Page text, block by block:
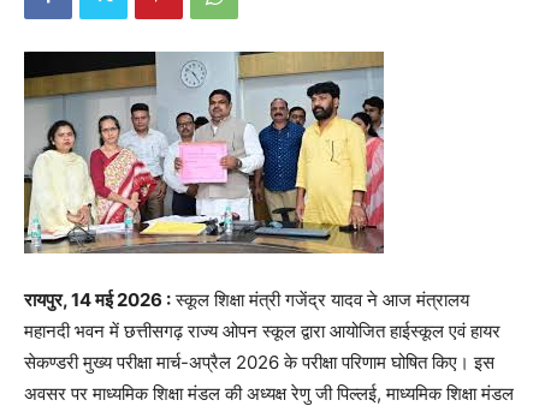
रायपुर, 14 मई 2026 :स्कूल शिक्षा मंत्री गजेंद्र यादव ने आज मंत्रालय
महानदी भवन में छत्तीसगढ़ राज्य ओपन स्कूल द्वारा आयोजित हाईस्कूल एवं हायर
सेकण्डरी मुख्य परीक्षा मार्च-अप्रैल 2026 के परीक्षा परिणाम घोषित किए। इस
अवसर पर माध्यमिक शिक्षा मंडल की अध्यक्ष रेणु जी पिल्लई, माध्यमिक शिक्षा मंडल